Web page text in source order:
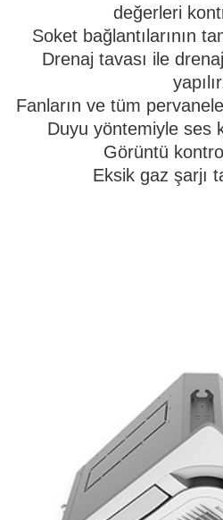
değerleri
Soket bağlantılarının
Drenaj tavası ile
Fanların ve tüm
Duyu yöntemiyle ses
Görüntü
Eksik gaz şarjı